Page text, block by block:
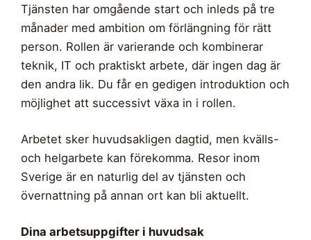
Tjänsten har omgående start och inleds på tre
månader med ambition om förlängning för rätt
person. Rollen är varierande och kombinerar
teknik, IT och praktiskt arbete, där ingen dag är
den andra lik. Du får en gedigen introduktion och
möjlighet att successivt växa in i rollen.
Arbetet sker huvudsakligen dagtid, men kvälls-
och helgarbete kan förekomma. Resor inom
Sverige är en naturlig del av tjänsten och
övernattning på annan ort kan bli aktuellt.
Dina arbetsuppgifter i huvudsak